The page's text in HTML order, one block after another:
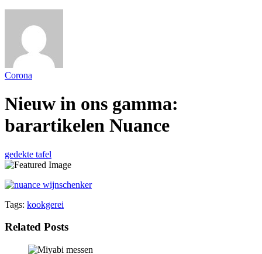
Corona
Nieuw in ons gamma:
barartikelen Nuance
gedekte tafel
Tags: kookgerei
Related Posts